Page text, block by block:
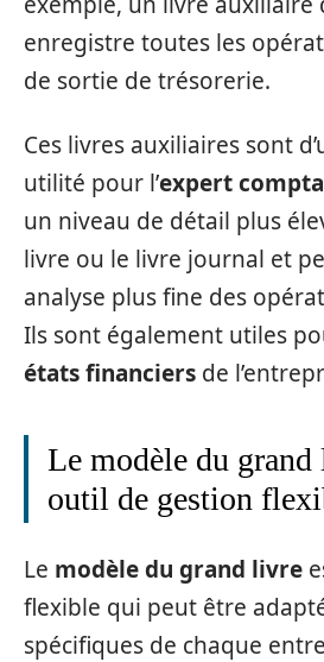
enregistre toutes les
de sortie de trésorerie.
Ces livres auxiliaires sont
utilité pour l’expert
un niveau de détail plus
livre ou le livre journal et
analyse plus fine des
Ils sont également utiles
états financiers de
Le modèle du
outil de gestion
Le modèle du grand livre
flexible qui peut être
spécifiques de chaque